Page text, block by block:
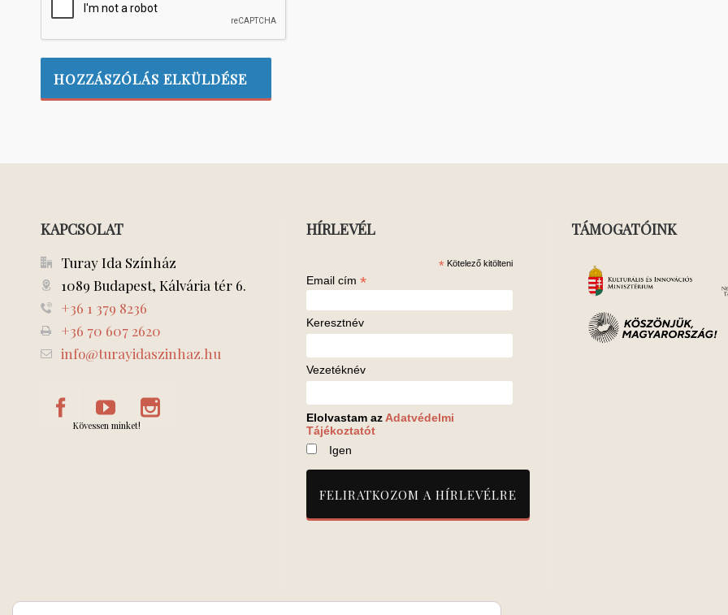
KAPCSOLAT
Turay Ida Színház
1089 Budapest, Kálvária tér 6.
+36 1 379 8236
+36 70 607 2620
info@turayidaszinhaz.hu
Kövessen minket!
HÍRLEVÉL
* Kötelező kitölteni
Email cím *
Keresztnév
Vezetéknév
Elolvastam az Adatvédelmi
Tájékoztatót
Igen
TÁMOGATÓINK